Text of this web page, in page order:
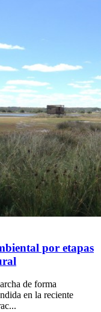
por etapas
de forma
en la reciente